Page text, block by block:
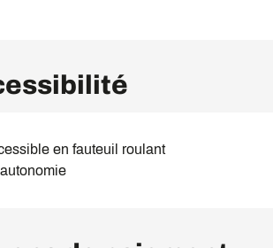
en fauteuil roulant